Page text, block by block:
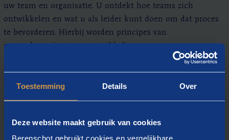
Toestemming Details Over
Deze website maakt gebruik van cookies
Berenschot gebruikt cookies en vergelijkbare
uw team en organisatie. U ontdekt hoe teams zich
ontwikkelen en wat u als leider kunt doen om dat proces
te bevorderen. Hierbij worden principes van
groepsdynamica, teamontwikkeling en
organisatieontwikkeling gecombineerd. Aan de hand van
nieuwe kennis en inzichten oefent u actief met de
aangereikte methodieken. U leert geen trucjes, maar
maakt de vaardigheden eigen door te ervaren wat bij u